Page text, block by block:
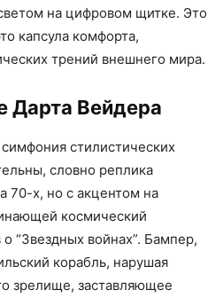
на цифровом щитке. Это
капсула комфорта,
трений внешнего мира.
Дарта Вейдера
стилистических
словно реплика
70-х, но с акцентом на
космический
“Звездных войнах”. Бампер,
корабль, нарушая
зрелище, заставляющее